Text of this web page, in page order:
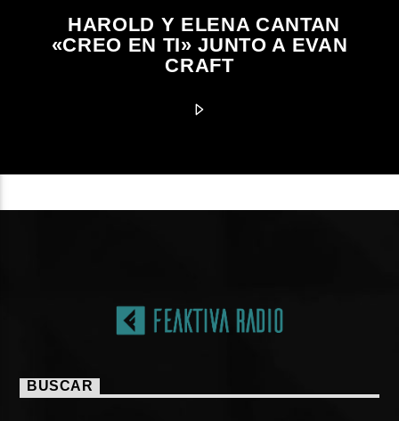
HAROLD Y ELENA CANTAN
«CREO EN TI» JUNTO A EVAN
CRAFT
BUSCAR